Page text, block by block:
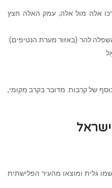
אלה מול אלה; עמק האלה חצץ
להר (באזור מערת הנטיפים):
של קרבות. מדובר בקרב מקומי,
גלית ומוצאו מהעיר הפלישתית